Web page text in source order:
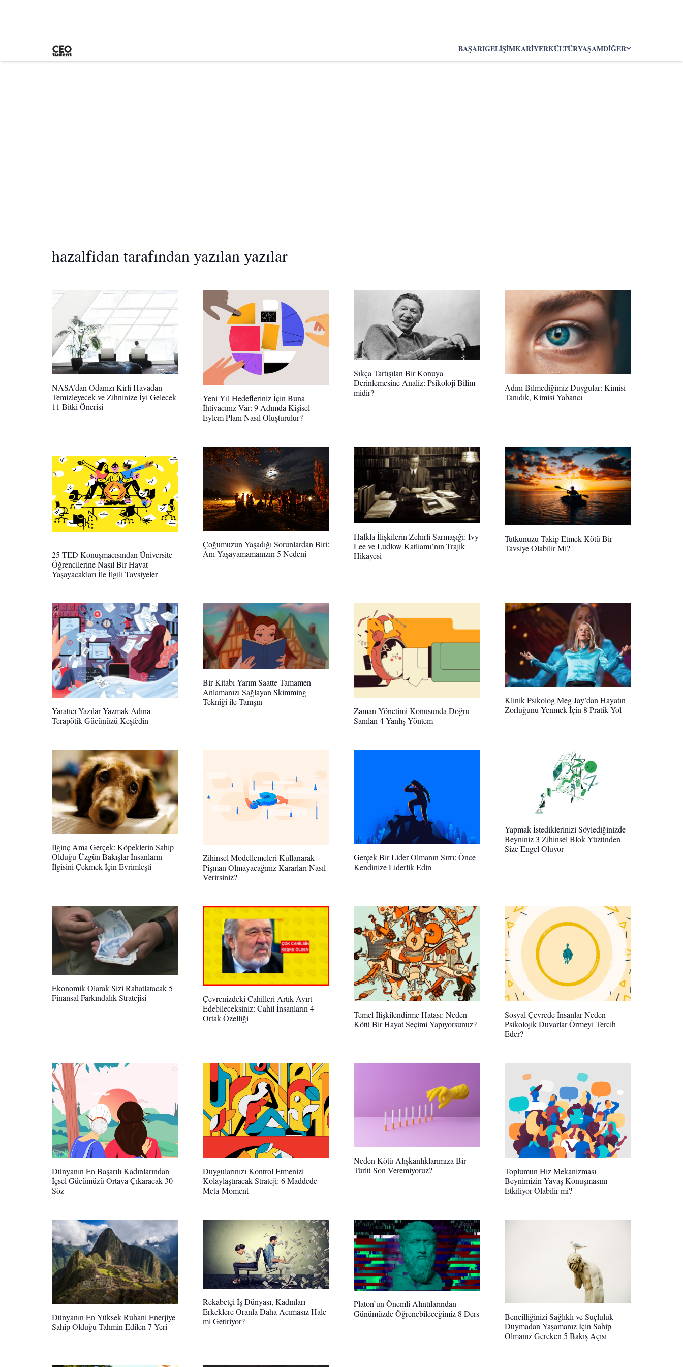
BAŞARIGELIŞIMKARIYERKÜLTÜRYAŞAMDIĞER
hazalfidan tarafından yazılan yazılar
NASA’dan Odanızı Kirli Havadan
Temizleyecek ve Zihninize İyi Gelecek
11 Bitki Önerisi
Yeni Yıl Hedefleriniz İçin Buna
İhtiyacınız Var: 9 Adımda Kişisel
Eylem Planı Nasıl Oluşturulur?
Sıkça Tartışılan Bir Konuya
Derinlemesine Analiz: Psikoloji Bilim
midir?
Adını Bilmediğimiz Duygular: Kimisi
Tanıdık, Kimisi Yabancı
25 TED Konuşmacısından Üniversite
Öğrencilerine Nasıl Bir Hayat
Yaşayacakları İle İlgili Tavsiyeler
Çoğumuzun Yaşadığı Sorunlardan Biri:
Anı Yaşayamamanızın 5 Nedeni
Halkla İlişkilerin Zehirli Sarmaşığı: Ivy
Lee ve Ludlow Katliamı’nın Trajik
Hikayesi
Tutkunuzu Takip Etmek Kötü Bir
Tavsiye Olabilir Mi?
Yaratıcı Yazılar Yazmak Adına
Terapötik Gücünüzü Keşfedin
Bir Kitabı Yarım Saatte Tamamen
Anlamanızı Sağlayan Skimming
Tekniği ile Tanışın
Zaman Yönetimi Konusunda Doğru
Sanılan 4 Yanlış Yöntem
Klinik Psikolog Meg Jay’dan Hayatın
Zorluğunu Yenmek İçin 8 Pratik Yol
İlginç Ama Gerçek: Köpeklerin Sahip
Olduğu Üzgün Bakışlar İnsanların
İlgisini Çekmek İçin Evrimleşti
Zihinsel Modellemeleri Kullanarak
Pişman Olmayacağınız Kararları Nasıl
Verirsiniz?
Gerçek Bir Lider Olmanın Sırrı: Önce
Kendinize Liderlik Edin
Yapmak İstediklerinizi Söylediğinizde
Beyniniz 3 Zihinsel Blok Yüzünden
Size Engel Oluyor
Ekonomik Olarak Sizi Rahatlatacak 5
Finansal Farkındalık Stratejisi
Çevrenizdeki Cahilleri Artık Ayırt
Edebileceksiniz: Cahil İnsanların 4
Ortak Özelliği
Temel İlişkilendirme Hatası: Neden
Kötü Bir Hayat Seçimi Yapıyorsunuz?
Sosyal Çevrede İnsanlar Neden
Psikolojik Duvarlar Örmeyi Tercih
Eder?
Dünyanın En Başarılı Kadınlarından
İçsel Gücümüzü Ortaya Çıkaracak 30
Söz
Duygularınızı Kontrol Etmenizi
Kolaylaştıracak Strateji: 6 Maddede
Meta-Moment
Neden Kötü Alışkanlıklarımıza Bir
Türlü Son Veremiyoruz?
Toplumun Hız Mekanizması
Beynimizin Yavaş Konuşmasını
Etkiliyor Olabilir mi?
Dünyanın En Yüksek Ruhani Enerjiye
Sahip Olduğu Tahmin Edilen 7 Yeri
Rekabetçi İş Dünyası, Kadınları
Erkeklere Oranla Daha Acımasız Hale
mi Getiriyor?
Platon’un Önemli Alıntılarından
Günümüzde Öğrenebileceğimiz 8 Ders
Bencilliğinizi Sağlıklı ve Suçluluk
Duymadan Yaşamanız İçin Sahip
Olmanız Gereken 5 Bakış Açısı